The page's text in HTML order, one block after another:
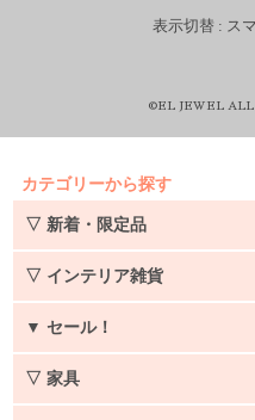
表示切替 : ス
©EL JEWEL
カテゴリーから探す
▽ 新着・限定品
▽ インテリア雑貨
▼ セール！
▽ 家具